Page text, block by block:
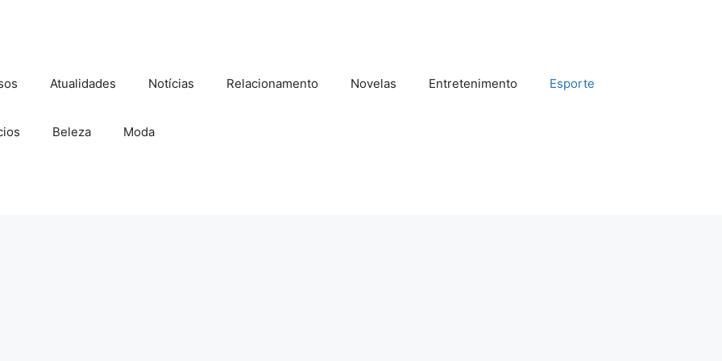
Atualidades Notícias Relacionamento Novelas Entretenimento Esporte
Beleza Moda